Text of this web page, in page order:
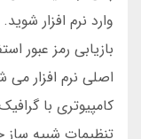
وارد نرم افزار
بازیابی رمز عبور
اصلی نرم افزار می
کامپیوتری با
تنظیمات شبیه ساز